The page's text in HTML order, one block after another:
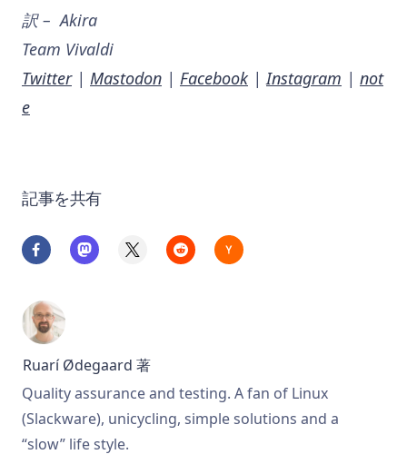
訳 – Akira
Team Vivaldi
Twitter| Mastodon | Facebook | Instagram | not
e
記事を共有
Ruarí Ødegaard 著
Quality assurance and testing. A fan of Linux
(Slackware), unicycling, simple solutions and a
“slow” life style.